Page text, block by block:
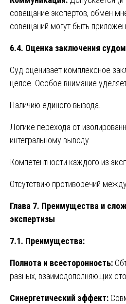
совещание экспертов, обмен
совещаний могут быть
6.4. Оценка заключения судом
Суд оценивает комплексное
целое. Особое внимание
Наличию единого вывода.
Логике перехода от
интегральному выводу.
Компетентности каждого из
Отсутствию противоречий
Глава 7. Преимущества и
экспертизы
7.1. Преимущества:
Полнота и всесторонность:
разных, взаимодополняющих
Синергетический эффект: